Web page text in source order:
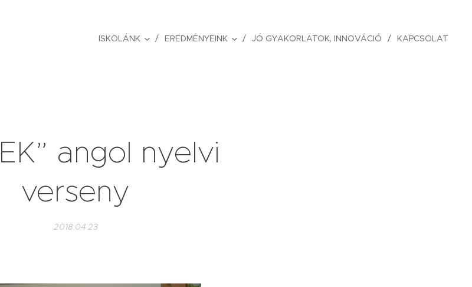
ISKOLÁNK EREDMÉNYEINK JÓ GYAKORLATOK, INNOVÁCIÓ KAPCSOLAT
angol nyelvi
verseny
2018.04.23